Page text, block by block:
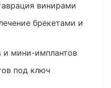
винирами
брекетами и
и мини-имплантов
под ключ